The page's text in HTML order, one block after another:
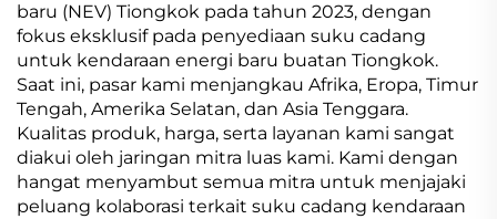
baru (NEV) Tiongkok pada tahun 2023, dengan
fokus eksklusif pada penyediaan suku cadang
untuk kendaraan energi baru buatan Tiongkok.
Saat ini, pasar kami menjangkau Afrika, Eropa, Timur
Tengah, Amerika Selatan, dan Asia Tenggara.
Kualitas produk, harga, serta layanan kami sangat
diakui oleh jaringan mitra luas kami. Kami dengan
hangat menyambut semua mitra untuk menjajaki
peluang kolaborasi terkait suku cadang kendaraan